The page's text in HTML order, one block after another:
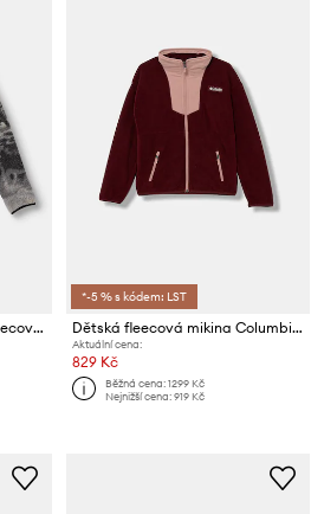
Columbia mikina dětská fleecová Helvetia
*-5 % s kódem: LST
Dětská fleecová mikina Columbia Sequoia Grove
Aktuální cena:
829 Kč
Běžná cena:1299 Kč
Nejnižší cena:919 Kč